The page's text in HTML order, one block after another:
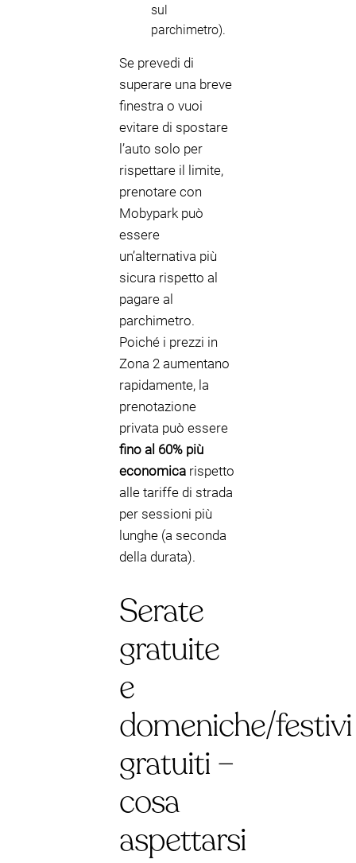
sul
parchimetro).
Se prevedi di
superare una breve
finestra o vuoi
evitare di spostare
l’auto solo per
rispettare il limite,
prenotare con
Mobypark può
essere
un’alternativa più
sicura rispetto al
pagare al
parchimetro.
Poiché i prezzi in
Zona 2 aumentano
rapidamente, la
prenotazione
privata può essere
fino al 60% più
economica rispetto
alle tariffe di strada
per sessioni più
lunghe (a seconda
della durata).
Serate
gratuite
e
domeniche/festivi
gratuiti –
cosa
aspettarsi